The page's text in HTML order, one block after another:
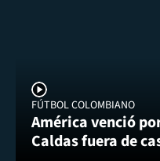
FÚTBOL COLOMBIANO
América venció
Caldas fuera de